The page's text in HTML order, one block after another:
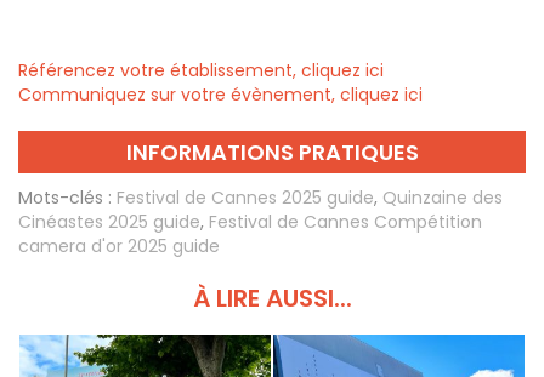
Référencez votre établissement, cliquez ici
Communiquez sur votre évènement, cliquez ici
INFORMATIONS PRATIQUES
Mots-clés : Festival de Cannes 2025 guide, Quinzaine des
Cinéastes 2025 guide, Festival de Cannes Compétition
camera d'or 2025 guide
À LIRE AUSSI...